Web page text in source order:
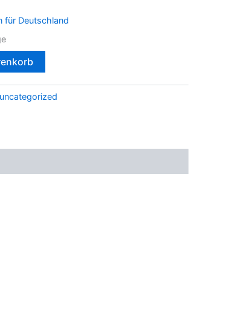
für Deutschland
uncategorized